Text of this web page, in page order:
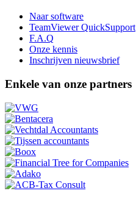
Naar software
TeamViewer QuickSupport
F.A.Q
Onze kennis
Inschrijven nieuwsbrief
Enkele van onze partners